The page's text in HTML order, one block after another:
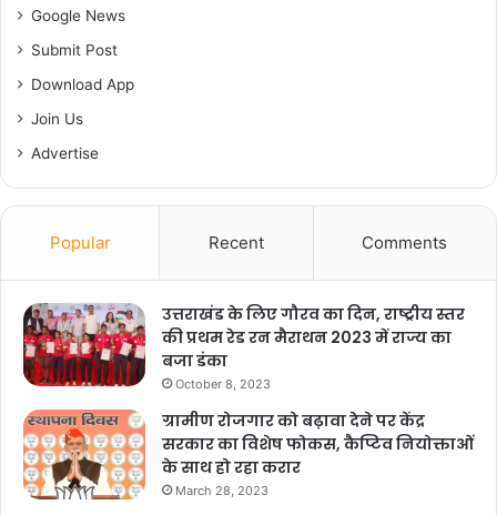
Google News
Submit Post
Download App
Join Us
Advertise
Popular Recent Comments
उत्तराखंड के लिए गौरव का दिन, राष्ट्रीय स्तर
की प्रथम रेड रन मैराथन 2023 में राज्य का
बजा डंका
October 8, 2023
ग्रामीण रोजगार को बढ़ावा देने पर केंद्र
सरकार का विशेष फोकस, कैप्टिव नियोक्ताओं
के साथ हो रहा करार
March 28, 2023